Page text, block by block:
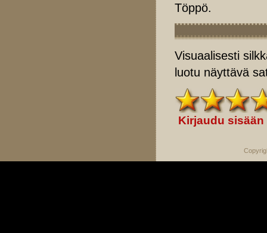
Töppö.
Visuaalisesti
luotu näyttävä
Kirjaudu sisään